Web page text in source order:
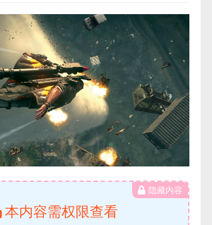
隐藏内容
本内容需权限查看